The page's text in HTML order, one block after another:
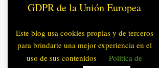
GDPR de la Unión Europea
Este blog usa cookies propias y de terceros
para brindarte una mejor experiencia en el
uso de sus contenidos
Política de